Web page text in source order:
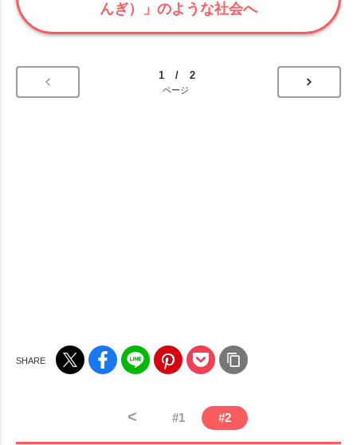
んぎ）」のような社会へ
1 / 2
ページ
< #1 #2